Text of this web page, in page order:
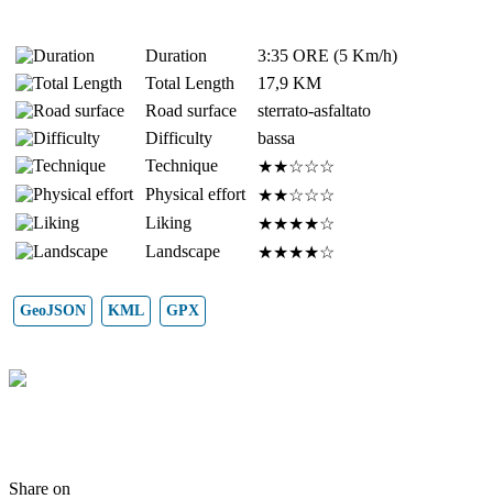
Duration
3:35 ORE (5 Km/h)
Total Length
17,9 KM
Road surface
sterrato-asfaltato
Difficulty
bassa
Technique
★★☆☆☆
Physical effort
★★☆☆☆
Liking
★★★★☆
Landscape
★★★★☆
GeoJSON KML GPX
Share on